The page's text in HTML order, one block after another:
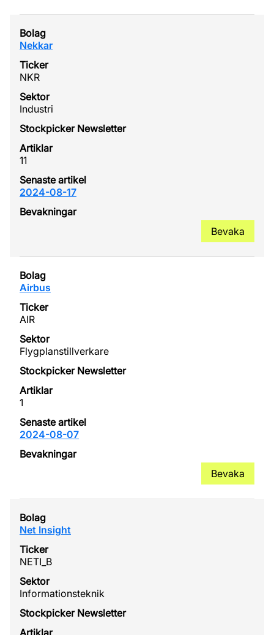
Nekkar
NKR
Industri
11
2024-08-17
Bevaka
Airbus
AIR
Flygplanstillverkare
1
2024-08-07
Bevaka
Net Insight
NETI_B
Informationsteknik